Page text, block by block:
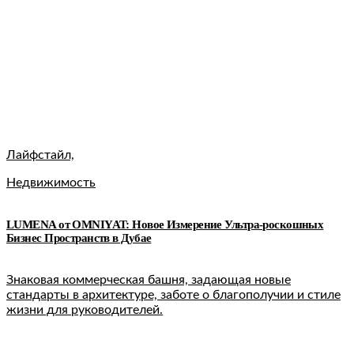
Лайфстайл,
Недвижимость
LUMENA от OMNIYAT: Новое Измерение Ультра-роскошных
Бизнес Пространств в Дубае
Знаковая коммерческая башня, задающая новые
стандарты в архитектуре, заботе о благополучии и стиле
жизни для руководителей.